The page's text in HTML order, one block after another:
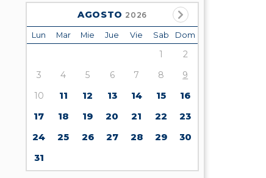
AGOSTO 2026
Lun Mar Mie Jue Vie Sab Dom
1
2
3
4 5 6 7 8
9
10
11 12 13 14 15
16
17
18 19 20 21 22
23
24
25 26 27 28 29
30
31